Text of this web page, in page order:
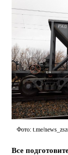
Фото: t.me/
Все